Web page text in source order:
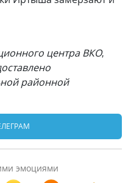
центра ВКО,
районной
эмоциями